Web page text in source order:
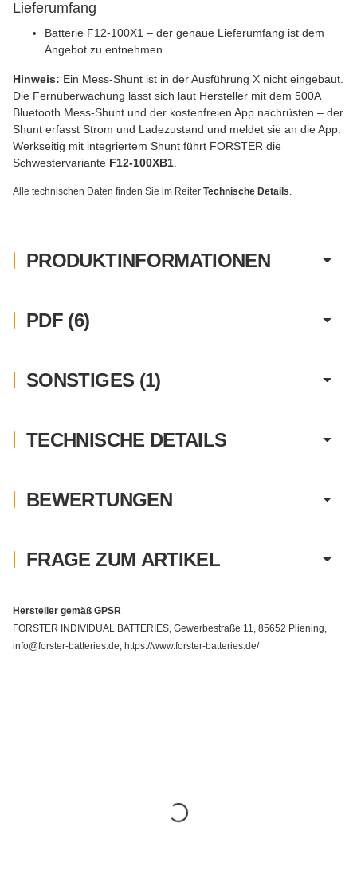
PRODUKTINFORMATIONEN
Lieferumfang
Batterie F12-100X1 – der genaue Lieferumfang ist dem
Angebot zu entnehmen
Hinweis: Ein Mess-Shunt ist in der Ausführung X nicht eingebaut.
Die Fernüberwachung lässt sich laut Hersteller mit dem 500A
Bluetooth Mess-Shunt und der kostenfreien App nachrüsten – der
Shunt erfasst Strom und Ladezustand und meldet sie an die App.
Werkseitig mit integriertem Shunt führt FORSTER die
Schwestervariante F12-100XB1
Alle technischen Daten finden Sie im Reiter Technische Details
PDF (6)
SONSTIGES (1)
TECHNISCHE DETAILS
BEWERTUNGEN
FRAGE ZUM ARTIKEL
Hersteller gemäß GPSR
FORSTER INDIVIDUAL BATTERIES, Gewerbestraße 11, 85652 Pliening,
info@forster-batteries.de, https://www.forster-batteries.de/